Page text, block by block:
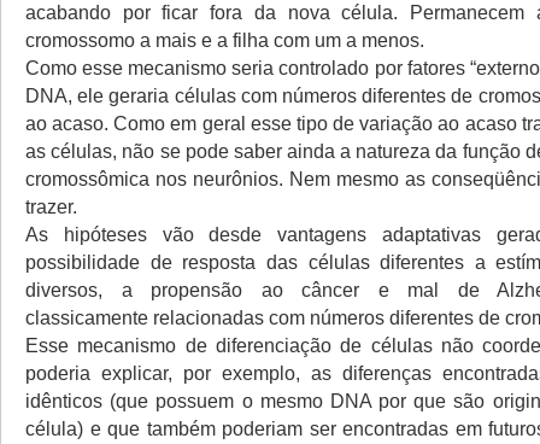
acabando por ficar fora da nova célula.
cromossomo a mais e a filha com um a menos.
Como esse mecanismo seria controlado por fatores
DNA, ele geraria células com números diferentes de
ao acaso. Como em geral esse tipo de variação ao acaso
as células, não se pode saber ainda a natureza da função
cromossômica nos neurônios. Nem mesmo as
trazer.
As hipóteses vão desde vantagens adaptativas
possibilidade de resposta das células diferentes a
diversos, a propensão ao câncer e mal de
classicamente relacionadas com números diferentes de
Esse mecanismo de diferenciação de células não
poderia explicar, por exemplo, as diferenças
idênticos (que possuem o mesmo DNA por que são
célula) e que também poderiam ser encontradas em